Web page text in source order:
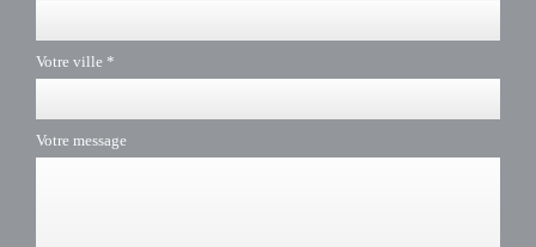
Votre ville *
Votre message